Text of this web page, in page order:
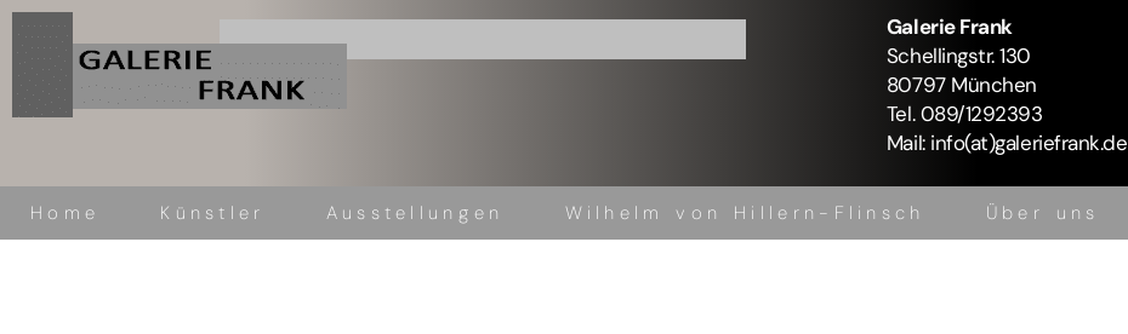
Galerie Frank
Schellingstr. 130
80797 München
Tel. 089/1292393
Mail: info(at)galeriefrank.de
Home Künstler Ausstellungen Wilhelm von Hillern-Flinsch Über uns